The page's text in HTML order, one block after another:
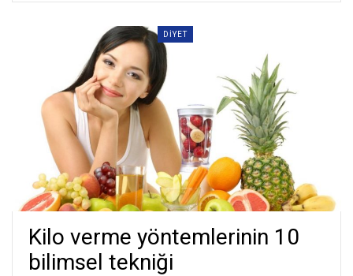
DIYET
Kilo verme yöntemlerinin 10
bilimsel tekniği